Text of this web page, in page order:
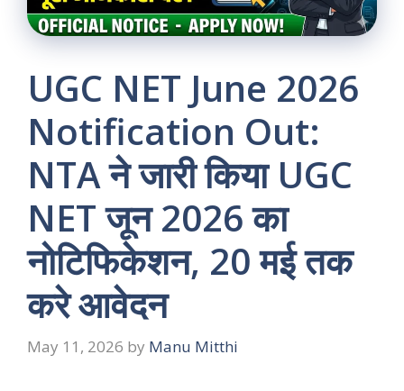
UGC NET June 2026
Notification Out:
NTA ने जारी किया UGC
NET जून 2026 का
नोटिफिकेशन, 20 मई तक
करे आवेदन
May 11, 2026 by Manu Mitthi